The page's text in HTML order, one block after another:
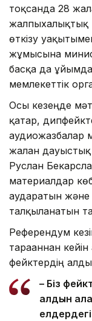
тоқсанда 28
жалпыхалықтық
өткізу
жұмысына
басқа да
мемлекеттік
Осы кезеңде
қатар,
аудиожазбалар
жалған
Руслан
материалдар
аударатын және
талқыланатын
Референдум
тарағаннан
фейктердің
– Біз
алдын